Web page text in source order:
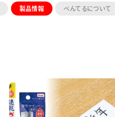
製品情報 ぺんてるについて